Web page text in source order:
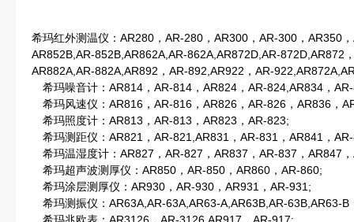
希玛红外测温仪：AR280，AR-280，AR300，AR-300，AR350
AR852B,AR-852B,AR862A,AR-862A,AR872D,AR-872D,AR872
AR882A,AR-882A,AR892，AR-892,AR922，AR-
希玛噪音计：AR814，AR-814，AR824，AR-824,AR834，
希玛风速仪：AR816，AR-816，AR826，AR-826，AR836，
希玛照度计：AR813，AR-813，AR823，AR-823;
希玛测距仪：AR821，AR-821,AR831，AR-831，AR841，
希玛温湿度计：AR827，AR-827，AR837，AR-837，AR847
希玛超声波测厚仪：AR850，AR-850，AR860，AR-860;
希玛涂层测厚仪：AR930，AR-930，AR931，AR-931;
希玛测振仪：AR63A,AR-63A,AR63-A,AR63B,AR-63B,AR63-B